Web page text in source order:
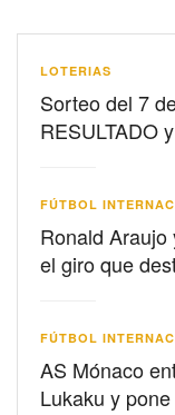
LOTERIAS
Sorteo del 7
RESULTADO
FÚTBOL
Ronald
el giro que
FÚTBOL
AS Mónaco
Lukaku y